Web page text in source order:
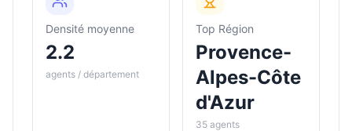
Densité moyenne
2.2
agents / département
Top Région
Provence-
Alpes-Côte
d'Azur
35 agents